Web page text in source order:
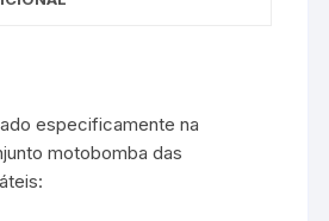
especificamente na
motobomba das